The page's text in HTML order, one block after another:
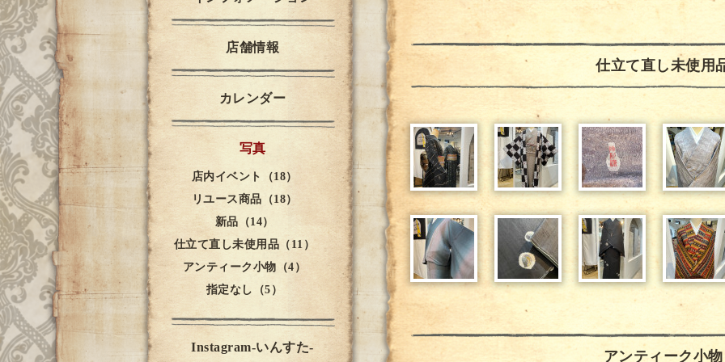
仕立て直し未使用
アンティーク小物
店舗情報
カレンダー
写真
店内イベント（18）
リユース商品（18）
新品（14）
仕立て直し未使用品（11）
アンティーク小物（4）
指定なし（5）
Instagram-いんすた-